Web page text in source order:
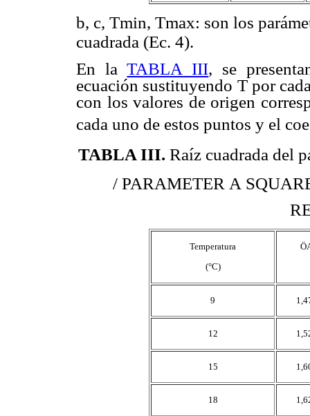
b, c, Tmin, Tmax: son los
cuadrada (Ec. 4).
En laTABLA III, se
ecuación sustituyendo T por
con los valores de origen
cada uno de estos puntos y el
TABLA III. Raíz cuadrada del
/ PARAMETER A
Temperatura
(°C)
Ö
9
12
15
18